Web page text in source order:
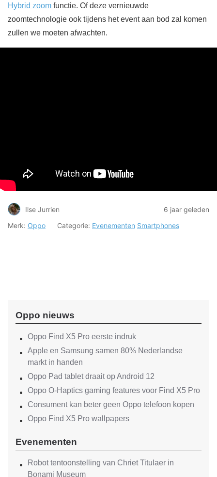
Hybrid zoom functie. Of deze vernieuwde
zoomtechnologie ook tijdens het event aan bod zal komen
zullen we moeten afwachten.
Ilse Jurrien
6 jaar geleden
Merk: Oppo Categorie: Evenementen Smartphones
Oppo nieuws
Oppo Find X5 Pro eerste indruk
Apple en Samsung samen 80% Nederlandse
markt in handen
Oppo Pad tablet draait op Android 12
Oppo O-Haptics gaming features voor Find X5 Pro
Consument kan beter geen Oppo telefoon kopen
Oppo Find X5 Pro wallpapers
Evenementen
Robot tentoonstelling van Chriet Titulaer in
Bonami Museum